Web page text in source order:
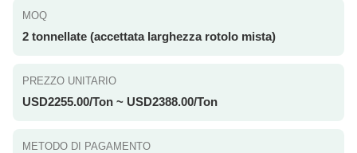
MOQ
2 tonnellate (accettata larghezza rotolo mista)
PREZZO UNITARIO
USD2255.00/Ton ~ USD2388.00/Ton
METODO DI PAGAMENTO